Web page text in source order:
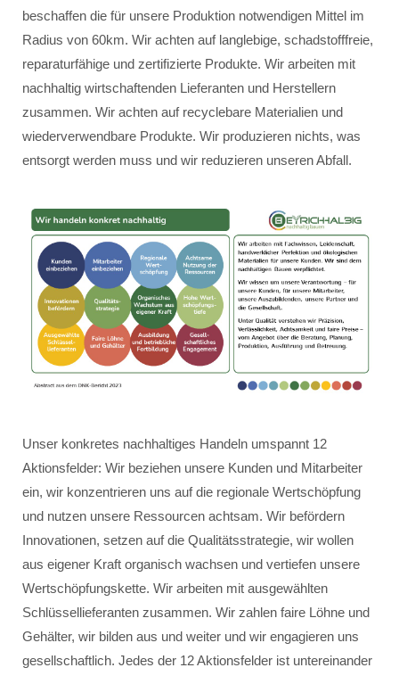
beschaffen die für unsere Produktion notwendigen Mittel im
Radius von 60km. Wir achten auf langlebige, schadstofffreie,
reparaturfähige und zertifizierte Produkte. Wir arbeiten mit
nachhaltig wirtschaftenden Lieferanten und Herstellern
zusammen. Wir achten auf recyclebare Materialien und
wiederverwendbare Produkte. Wir produzieren nichts, was
entsorgt werden muss und wir reduzieren unseren Abfall.
Unser konkretes nachhaltiges Handeln umspannt 12
Aktionsfelder: Wir beziehen unsere Kunden und Mitarbeiter
ein, wir konzentrieren uns auf die regionale Wertschöpfung
und nutzen unsere Ressourcen achtsam. Wir befördern
Innovationen, setzen auf die Qualitätsstrategie, wir wollen
aus eigener Kraft organisch wachsen und vertiefen unsere
Wertschöpfungskette. Wir arbeiten mit ausgewählten
Schlüssellieferanten zusammen. Wir zahlen faire Löhne und
Gehälter, wir bilden aus und weiter und wir engagieren uns
gesellschaftlich. Jedes der 12 Aktionsfelder ist untereinander